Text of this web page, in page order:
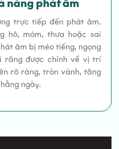
năng phát âm
trực tiếp đến phát âm.
hô, móm, thưa hoặc sai
âm bị méo tiếng, ngọng
răng được chỉnh về vị trí
rõ ràng, tròn vành, tăng
ngày.